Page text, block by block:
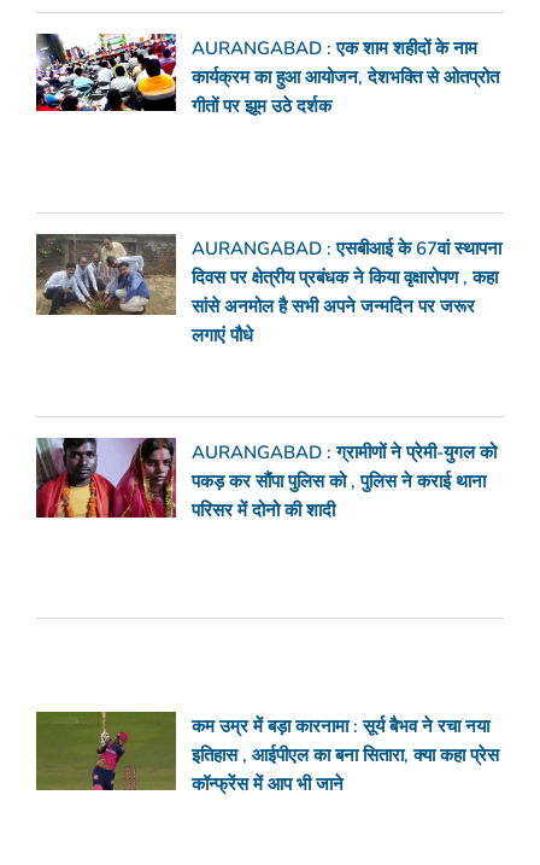
AURANGABAD : एक शाम शहीदों के नाम
कार्यक्रम का हुआ आयोजन, देशभक्ति से ओतप्रोत
गीतों पर झूम उठे दर्शक
AURANGABAD : एसबीआई के 67वां स्थापना
दिवस पर क्षेत्रीय प्रबंधक ने किया वृक्षारोपण , कहा
सांसे अनमोल है सभी अपने जन्मदिन पर जरूर
लगाएं पौधे
AURANGABAD : ग्रामीणों ने प्रेमी-युगल को
पकड़ कर सौंपा पुलिस को , पुलिस ने कराई थाना
परिसर में दोनो की शादी
कम उम्र में बड़ा कारनामा : सूर्य बैभव ने रचा नया
इतिहास , आईपीएल का बना सितारा, क्या कहा प्रेस
कॉन्फ्रेंस में आप भी जाने